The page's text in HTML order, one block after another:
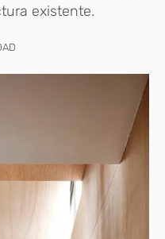
existente.